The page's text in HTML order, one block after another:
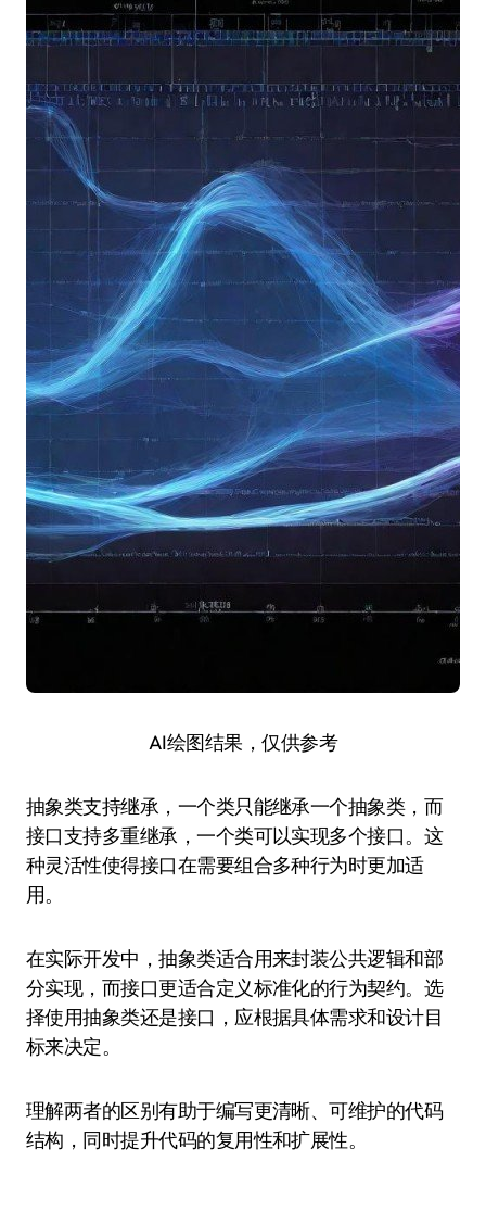
AI绘图结果，仅供参考
抽象类支持继承，一个类只能继承一个抽象类，而
接口支持多重继承，一个类可以实现多个接口。这
种灵活性使得接口在需要组合多种行为时更加适
用。
在实际开发中，抽象类适合用来封装公共逻辑和部
分实现，而接口更适合定义标准化的行为契约。选
择使用抽象类还是接口，应根据具体需求和设计目
标来决定。
理解两者的区别有助于编写更清晰、可维护的代码
结构，同时提升代码的复用性和扩展性。